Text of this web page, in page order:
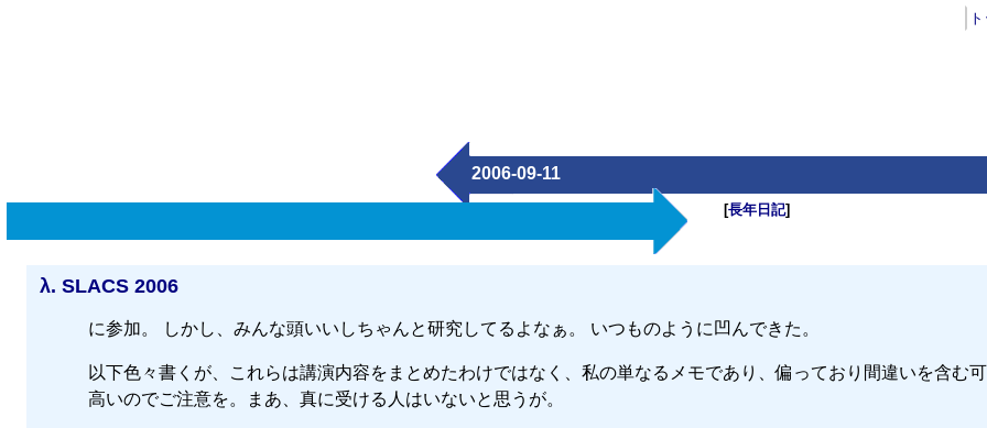
2006-09-11
[長年日記]
λ. SLACS 2006
に参加。 しかし、みんな頭いいしちゃんと研究してるよなぁ。 いつものように凹んできた。
以下色々書くが、これらは講演内容をまとめたわけではなく、私の単なるメモであり、偏っており間違いを含む
高いのでご注意を。まあ、真に受ける人はいないと思うが。